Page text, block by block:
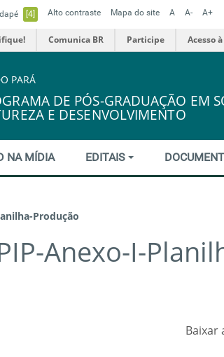
[4] Alto contraste Mapa do site A A- A+
Comunica BR Participe Acesso
PARÁ
DE PÓS-GRADUAÇÃO EM
E DESENVOLVIMENTO
NA MÍDIA EDITAIS
Produção
Anexo-I-
Baixar